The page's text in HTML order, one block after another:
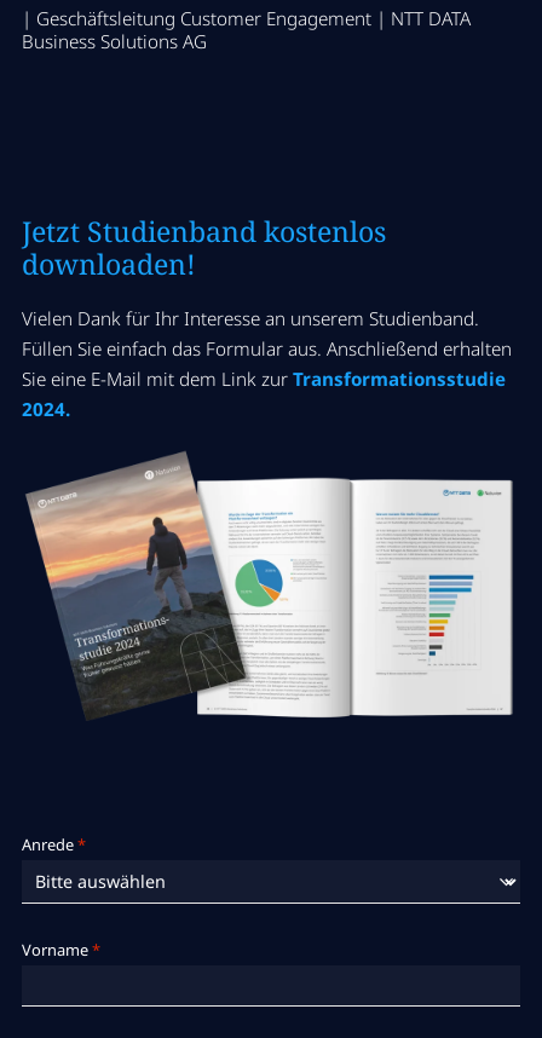
| Geschäftsleitung Customer Engagement | NTT DATA
Business Solutions AG
Jetzt Studienband kostenlos
downloaden!
Vielen Dank für Ihr Interesse an unserem Studienband.
Füllen Sie einfach das Formular aus. Anschließend erhalten
Sie eine E-Mail mit dem Link zur Transformationsstudie
2024.
Anrede*
Vorname*